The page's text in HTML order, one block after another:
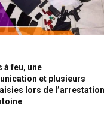
à feu, une
et plusieurs
lors de l’arrestation